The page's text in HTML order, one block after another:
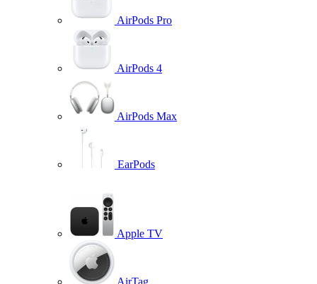
AirPods Pro
AirPods 4
AirPods Max
EarPods
Apple TV